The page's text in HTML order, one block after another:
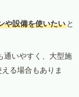
や設備を使いたい と
通いやすく、大型施
る場合もありま